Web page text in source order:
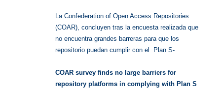
La ​Confederation of Open Access Repositories
(COAR), concluyen tras la encuesta realizada que
no encuentra grandes barreras para que los
repositorio puedan cumplir con el Plan S-
COAR survey finds no large barriers for
repository platforms in complying with Plan S